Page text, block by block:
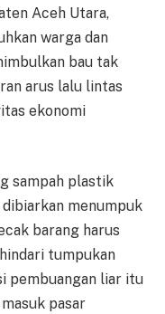
Aceh Utara,
warga dan
bau tak
arus lalu lintas
ekonomi
sampah plastik
menumpuk
barang harus
tumpukan
pembuangan liar itu
pasar